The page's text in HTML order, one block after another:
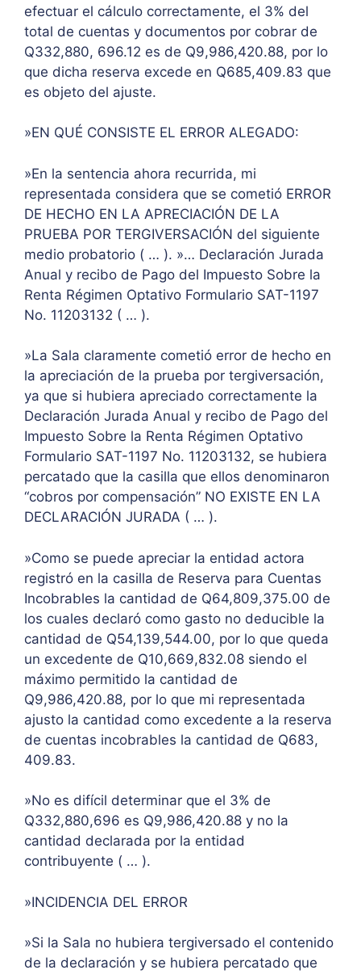
efectuar el cálculo correctamente, el 3% del
total de cuentas y documentos por cobrar de
Q332,880, 696.12 es de Q9,986,420.88, por lo
que dicha reserva excede en Q685,409.83 que
es objeto del ajuste.
»EN QUÉ CONSISTE EL ERROR ALEGADO:
»En la sentencia ahora recurrida, mi
representada considera que se cometió ERROR
DE HECHO EN LA APRECIACIÓN DE LA
PRUEBA POR TERGIVERSACIÓN del siguiente
medio probatorio ( … ). »… Declaración Jurada
Anual y recibo de Pago del Impuesto Sobre la
Renta Régimen Optativo Formulario SAT-1197
No. 11203132 ( … ).
»La Sala claramente cometió error de hecho en
la apreciación de la prueba por tergiversación,
ya que si hubiera apreciado correctamente la
Declaración Jurada Anual y recibo de Pago del
Impuesto Sobre la Renta Régimen Optativo
Formulario SAT-1197 No. 11203132, se hubiera
percatado que la casilla que ellos denominaron
“cobros por compensación” NO EXISTE EN LA
DECLARACIÓN JURADA ( … ).
»Como se puede apreciar la entidad actora
registró en la casilla de Reserva para Cuentas
Incobrables la cantidad de Q64,809,375.00 de
los cuales declaró como gasto no deducible la
cantidad de Q54,139,544.00, por lo que queda
un excedente de Q10,669,832.08 siendo el
máximo permitido la cantidad de
Q9,986,420.88, por lo que mi representada
ajusto la cantidad como excedente a la reserva
de cuentas incobrables la cantidad de Q683,
409.83.
»No es difícil determinar que el 3% de
Q332,880,696 es Q9,986,420.88 y no la
cantidad declarada por la entidad
contribuyente ( … ).
»INCIDENCIA DEL ERROR
»Si la Sala no hubiera tergiversado el contenido
de la declaración y se hubiera percatado que